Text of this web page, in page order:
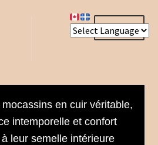
Menu
univers
en cuir véritable,
intemporelle et confort
leur semelle intérieure